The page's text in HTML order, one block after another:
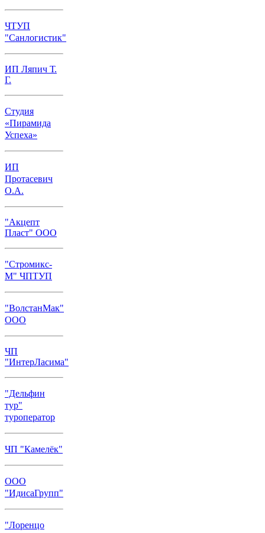
ЧТУП
"Санлогистик"
ИП Ляпич Т.
Г.
Студия
«Пирамида
Успеха»
ИП
Протасевич
О.А.
"Акцепт
Пласт" ООО
"Стромикс-
М" ЧПТУП
"ВолстанМак"
ООО
ЧП
"ИнтерЛасима"
"Дельфин
тур"
туроператор
ЧП "Камелёк"
ООО
"ИдисаГрупп"
"Лоренцо